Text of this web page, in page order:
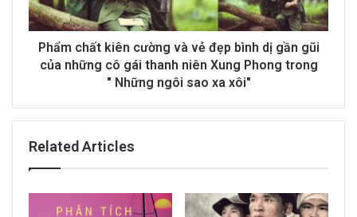
Phẩm chất kiên cường và vẻ đẹp bình dị gần gũi
của những cô gái thanh niên Xung Phong trong
" Những ngôi sao xa xôi"
Related Articles